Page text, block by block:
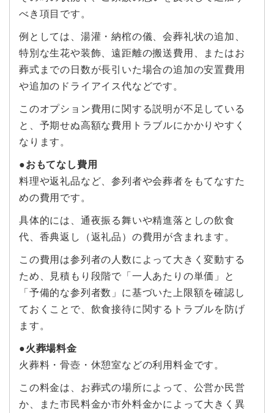
べき項目です。
例としては、湯灌・納棺の儀、会葬礼状の追加、
特別な生花や装飾、遠距離の搬送費用、またはお
葬式までの日数が長引いた場合の追加の安置費用
や追加のドライアイス代などです。
このオプション費用に関する説明が不足している
と、予期せぬ高額な費用トラブルにかかりやすく
なります。
●おもてなし費用
料理や返礼品など、参列者や会葬者をもてなすた
めの費用です。
具体的には、通夜振る舞いや精進落としの飲食
代、香典返し（返礼品）の費用が含まれます。
この費用は参列者の人数によって大きく変動する
ため、見積もり段階で「一人あたりの単価」と
「予備的な参列者数」に基づいた上限額を確認し
ておくことで、飲食接待に関するトラブルを防げ
ます。
●火葬場料金
火葬料・骨壺・休憩室などの利用料金です。
この料金は、お葬式の場所によって、公営か民営
か、また市民料金か市外料金かによって大きく異